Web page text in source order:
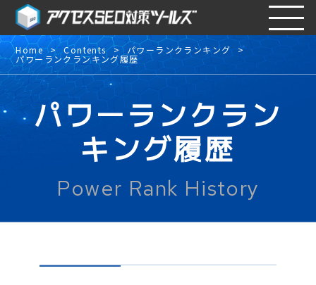
Home Contents パワーランクランキング
パワーランクランキング履歴
パワーランクラン
キング履歴
Power Rank History